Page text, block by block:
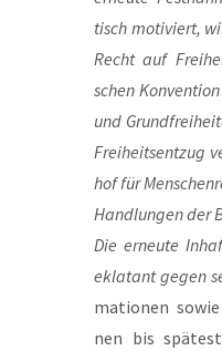
tisch moti­viert,
Recht auf
schen
und
Frei­heits­ent­zug
hof für
Hand­lun­gen der
Die erneu­te
ekla­tant gegen
ma­tio­nen
nen bis